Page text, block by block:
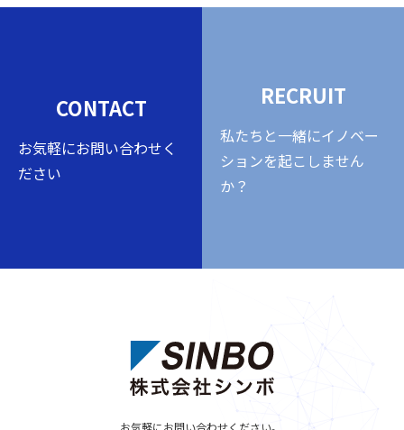
CONTACT
お気軽にお問い合わせく
ださい
RECRUIT
私たちと一緒にイノベー
ションを起こしません
か？
お気軽にお問い合わせください。